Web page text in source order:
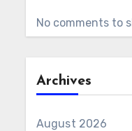
No comments to
Archives
August 2026